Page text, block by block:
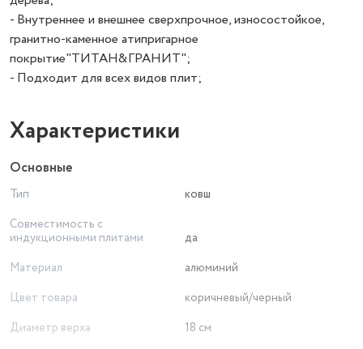
- Внутреннее и внешнее сверхпрочное, износостойкое,
гранитно-каменное атипригарное
покрытие"ТИТАН&ГРАНИТ";
- Подходит для всех видов плит;
Характеристики
Основные
Тип
ковш
Совместимость с
индукционными плитами
да
Материал
алюминий
Цвет товара
коричневый/черный
Диаметр верха
18 см